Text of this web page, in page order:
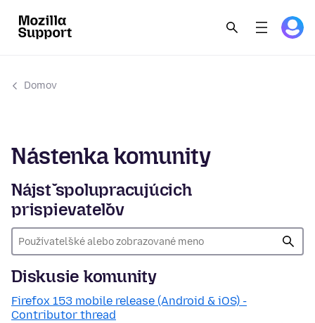
Domov
Nástenka komunity
Nájsť spolupracujúcich
prispievateľov
Diskusie komunity
Firefox 153 mobile release (Android & iOS) -
Contributor thread